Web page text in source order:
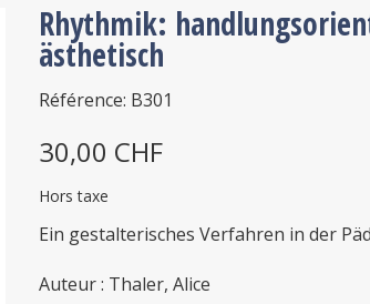
Rhythmik:
ästhetisch
Référence: B301
30,00 CHF
Hors taxe
Ein gestalterisches Verfahren in der
Auteur : Thaler, Alice